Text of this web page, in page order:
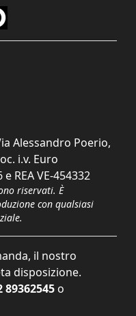
Alessandro Poerio,
i.v. Euro
REA VE-454332
riservati. È
con qualsiasi
il nostro
disposizione.
89362545 o